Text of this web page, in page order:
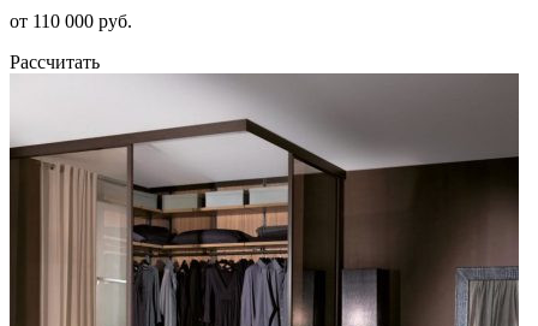
от 110 000 руб.
Рассчитать